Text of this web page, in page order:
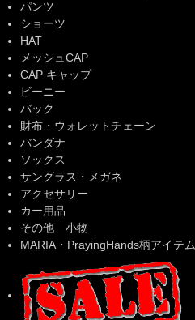
パンツ
ショーツ
HAT
メッシュCAP
CAP キャップ
ビーニー
バック
財布・ウォレットチェーン
バンダナ
ソックス
サングラス・メガネ
アクセサリー
カー用品
その他 小物
MARIA・PrayingHands柄アイテム